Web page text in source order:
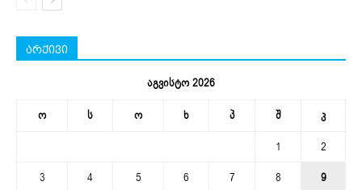
არქივი
აგვისტო 2026
ო ს ო ხ პ შ კ
1
2
3
4 5 6 7 8
9